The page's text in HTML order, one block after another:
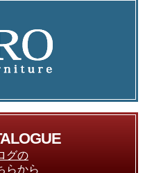
グの
らから